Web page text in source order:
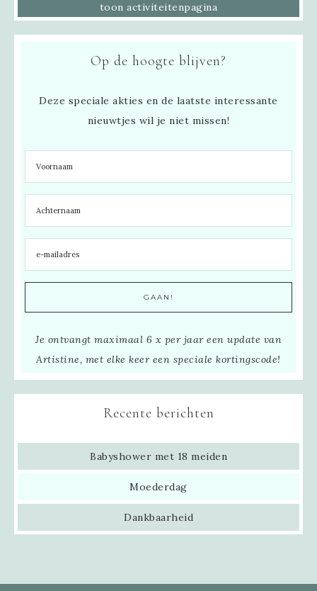
toon activiteitenpagina
Op de hoogte blijven?
Deze speciale akties en de laatste interessante
nieuwtjes wil je niet missen!
Je ontvangt maximaal 6 x per jaar een update van
Artistine, met elke keer een speciale kortingscode!
Recente berichten
Babyshower met 18 meiden
Moederdag
Dankbaarheid